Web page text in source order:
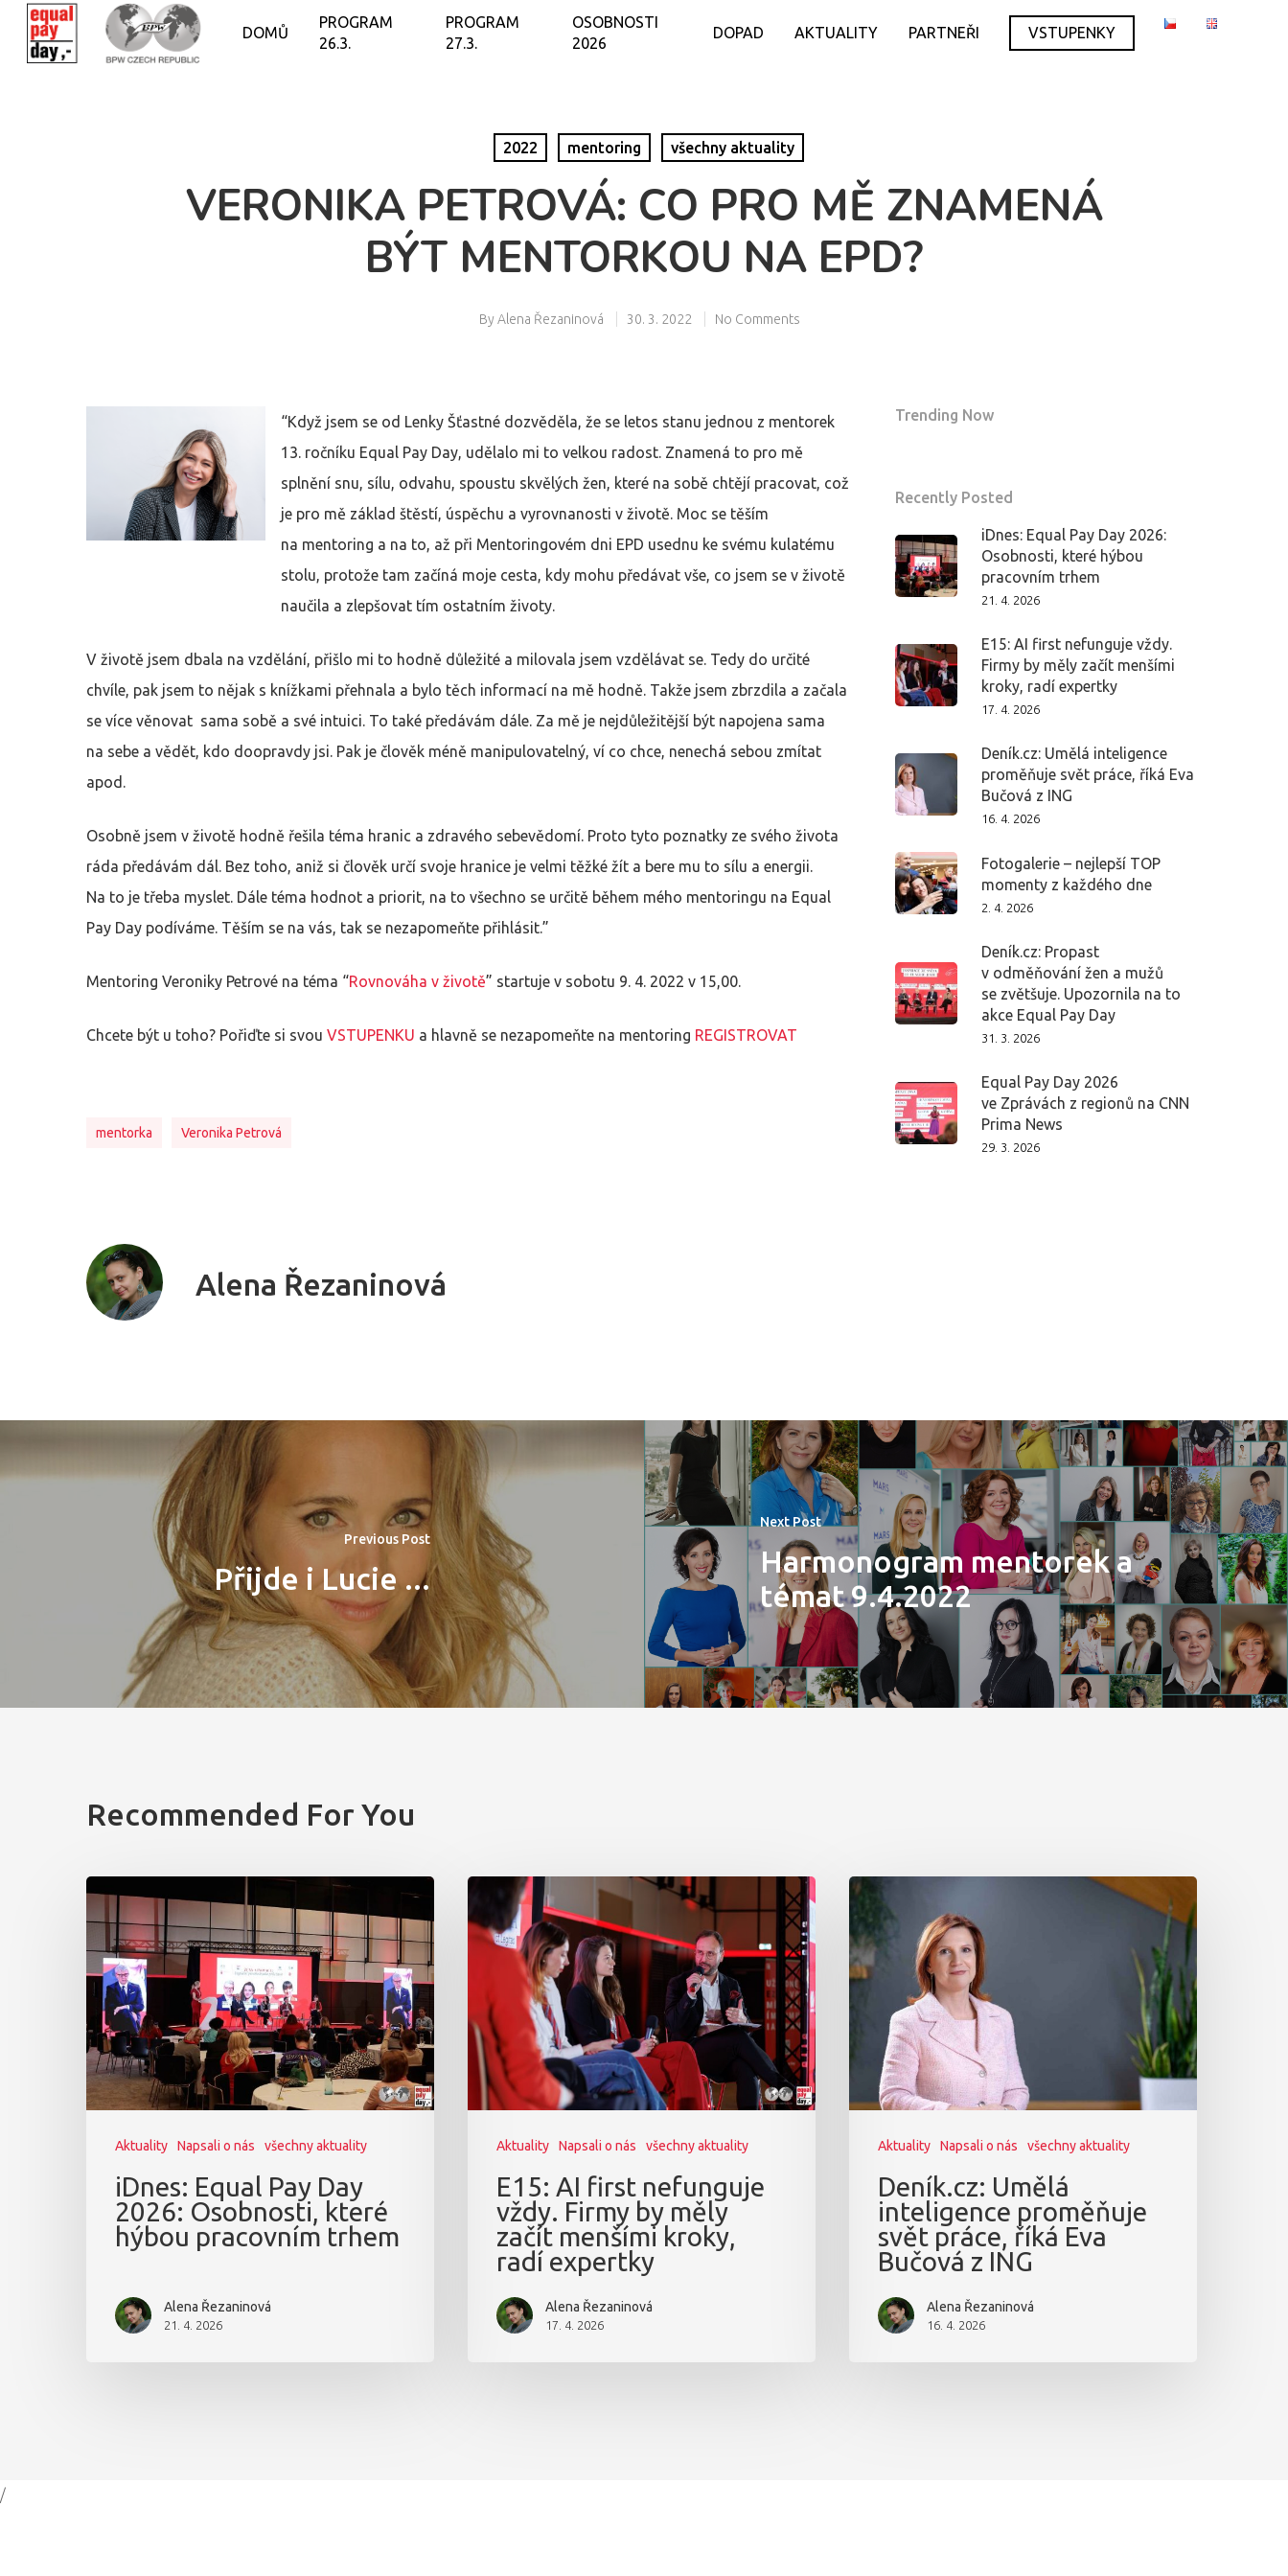
Hit enter to search or ESC to close
DOMŮ
PROGRAM
26.3.
PROGRAM
27.3.
OSOBNOSTI
2026
DOPAD AKTUALITY PARTNEŘI VSTUPENKY
2022 mentoring všechny aktuality
VERONIKA PETROVÁ: CO PRO MĚ ZNAMENÁ
BÝT MENTORKOU NA EPD?
By Alena Řezaninová 30. 3. 2022 No Comments
“Když jsem se od Lenky Šťastné dozvěděla, že se letos stanu jednou z mentorek
13. ročníku Equal Pay Day, udělalo mi to velkou radost. Znamená to pro mě
splnění snu, sílu, odvahu, spoustu skvělých žen, které na sobě chtějí pracovat, což
je pro mě základ štěstí, úspěchu a vyrovnanosti v životě. Moc se těším
na mentoring a na to, až při Mentoringovém dni EPD usednu ke svému kulatému
stolu, protože tam začíná moje cesta, kdy mohu předávat vše, co jsem se v životě
naučila a zlepšovat tím ostatním životy.
V životě jsem dbala na vzdělání, přišlo mi to hodně důležité a milovala jsem vzdělávat se. Tedy do určité
chvíle, pak jsem to nějak s knížkami přehnala a bylo těch informací na mě hodně. Takže jsem zbrzdila a začala
se více věnovat sama sobě a své intuici. To také předávám dále. Za mě je nejdůležitější být napojena sama
na sebe a vědět, kdo doopravdy jsi. Pak je člověk méně manipulovatelný, ví co chce, nenechá sebou zmítat
apod.
Osobně jsem v životě hodně řešila téma hranic a zdravého sebevědomí. Proto tyto poznatky ze svého života
ráda předávám dál. Bez toho, aniž si člověk určí svoje hranice je velmi těžké žít a bere mu to sílu a energii.
Na to je třeba myslet. Dále téma hodnot a priorit, na to všechno se určitě během mého mentoringu na Equal
Pay Day podíváme. Těším se na vás, tak se nezapomeňte přihlásit.”
Mentoring Veroniky Petrové na téma “Rovnováha v životě” startuje v sobotu 9. 4. 2022 v 15,00.
Chcete být u toho? Pořiďte si svou VSTUPENKU a hlavně se nezapomeňte na mentoring REGISTROVAT
mentorka Veronika Petrová
Alena Řezaninová
Trending Now
Recently Posted
iDnes: Equal Pay Day 2026:
Osobnosti, které hýbou
pracovním trhem
21. 4. 2026
E15: AI first nefunguje vždy.
Firmy by měly začít menšími
kroky, radí expertky
17. 4. 2026
Deník.cz: Umělá inteligence
proměňuje svět práce, říká Eva
Bučová z ING
16. 4. 2026
Fotogalerie – nejlepší TOP
momenty z každého dne
2. 4. 2026
Deník.cz: Propast
v odměňování žen a mužů
se zvětšuje. Upozornila na to
akce Equal Pay Day
31. 3. 2026
Equal Pay Day 2026
ve Zprávách z regionů na CNN
Prima News
29. 3. 2026
Previous Post
Přijde i Lucie ...
Next Post
Harmonogram mentorek a
témat 9.4.2022
Recommended For You
Aktuality Napsali o nás všechny aktuality
iDnes: Equal Pay Day
2026: Osobnosti, které
hýbou pracovním trhem
Alena Řezaninová
21. 4. 2026
Aktuality Napsali o nás všechny aktuality
E15: AI first nefunguje
vždy. Firmy by měly
začít menšími kroky,
radí expertky
Alena Řezaninová
17. 4. 2026
Aktuality Napsali o nás všechny aktuality
Deník.cz: Umělá
inteligence proměňuje
svět práce, říká Eva
Bučová z ING
Alena Řezaninová
16. 4. 2026
/